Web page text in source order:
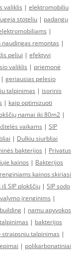
valiklis | elektromobiliu
stoteliu | padangų
|
naudingas remontas |
peliui | efektyvi
valiklis | priemonė
| geriausias pelesio
talpinimas | isorinis
| kaip optimizuoti
namai iki 80m2 |
vaikams | SIP
| Dulkiu siurbliai
bakterijos | Privatus
kainos | Bakterijos
kainos skiriasi
SIP plokščių | SIP sodo
įrenginims |
| namu apyvokos
| bakterijos
straipsniu talpinimas |
| polikarbonatiniai